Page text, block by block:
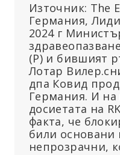
Източник: The
Германия,
2024 г
(Р) и бившият
Лотар
дпа Ковид
Германия. И на
досиетата на
факта, че
били основани
непрозрачни,